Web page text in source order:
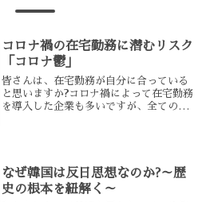
コロナ禍の在宅勤務に潜むリスク
「コロナ鬱」
皆さんは、在宅勤務が自分に合っている
と思いますか?コロナ禍によって在宅勤務
を導入した企業も多いですが、全ての従
なぜ韓国は反日思想なのか?～歴
史の根本を紐解く～